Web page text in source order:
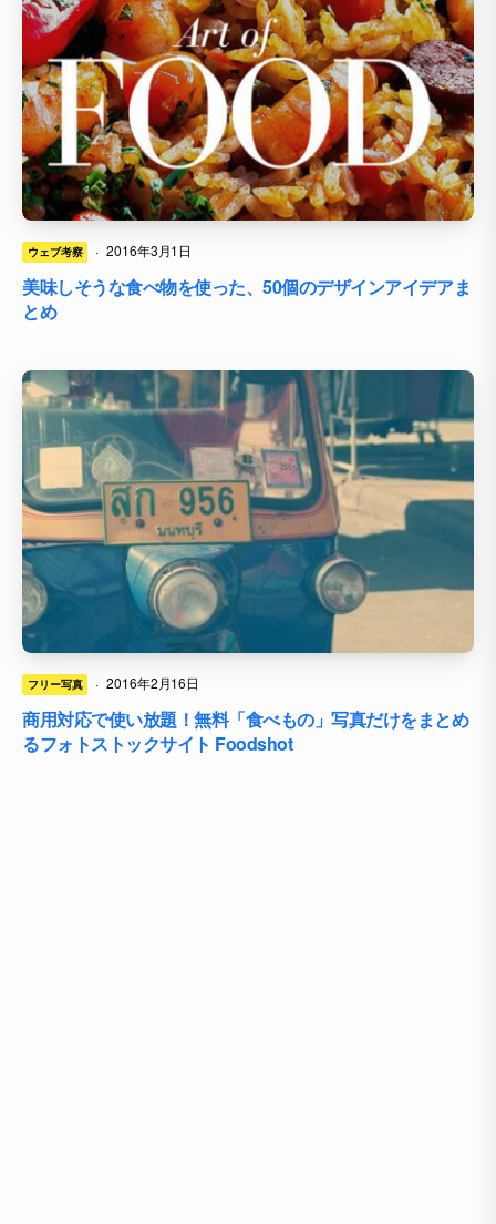
ウェブ考察 · 2016年3月1日
美味しそうな食べ物を使った、50個のデザインアイデアま
とめ
フリー写真 · 2016年2月16日
商用対応で使い放題！無料「食べもの」写真だけをまとめ
るフォトストックサイト Foodshot